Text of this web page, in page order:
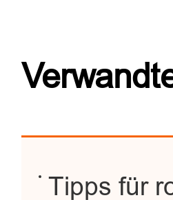
Tipps für